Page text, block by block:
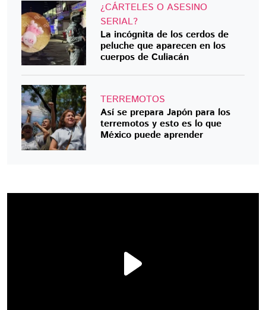
¿CÁRTELES O ASESINO
SERIAL?
La incógnita de los cerdos de
peluche que aparecen en los
cuerpos de Culiacán
TERREMOTOS
Así se prepara Japón para los
terremotos y esto es lo que
México puede aprender